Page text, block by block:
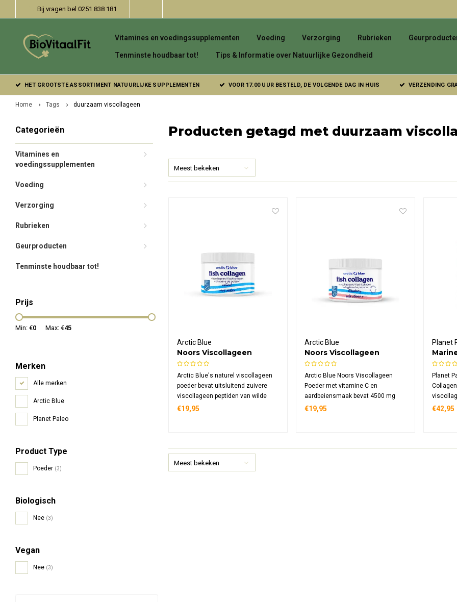
Bij vragen bel 0251 838 181
Vitamines en voedingssupplementen Voeding Verzorging Rubrieken
Tenminste houdbaar tot! Tips & Informatie over Natuurlijke Gezondheid
HET GROOTSTE ASSORTIMENT NATUURLIJKE SUPPLEMENTEN VOOR 17.00 UUR BESTELD, DE VOLGENDE DAG IN HUIS VERZENDING
Home Tags duurzaam viscollageen
Categorieën
Vitamines en
voedingssupplementen
Voeding
Verzorging
Rubrieken
Geurproducten
Tenminste houdbaar tot!
Prijs
Min: €0 Max: €45
Merken
Alle merken
Arctic Blue
Planet Paleo
Product Type
Poeder (3)
Biologisch
Nee (3)
Vegan
Nee (3)
Producten getagd met duurzaam
Meest bekeken
Arctic Blue
Noors Viscollageen
Poeder Naturel
Arctic Blue's naturel viscollageen
poeder bevat uitsluitend zuivere
viscollageen peptiden van wilde
Noorse kabeljauw zonder
kwaliteit.
€19,95
Arctic Blue
Noors Viscollageen
Poeder met Vitamine C
en aardbeismaak
Arctic Blue Noors Viscollageen
Poeder met vitamine C en
aardbeiensmaak bevat 4500 mg
puur viscollageen uit MSC-
aardbeiensmaak.
€19,95
Planet
Planet
witvis
portie,
€42,95
Meest bekeken